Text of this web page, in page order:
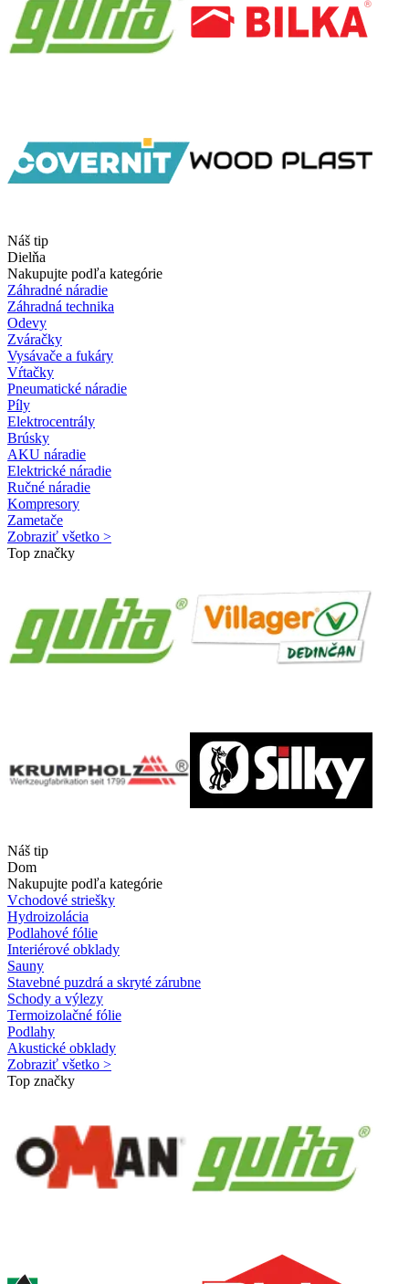
Náš tip
Dielňa
Nakupujte podľa kategórie
Záhradné náradie
Záhradná technika
Odevy
Zváračky
Vysávače a fukáry
Vŕtačky
Pneumatické náradie
Píly
Elektrocentrály
Brúsky
AKU náradie
Elektrické náradie
Ručné náradie
Kompresory
Zametače
Zobraziť všetko >
Top značky
Náš tip
Dom
Nakupujte podľa kategórie
Vchodové striešky
Hydroizolácia
Podlahové fólie
Interiérové obklady
Sauny
Stavebné puzdrá a skryté zárubne
Schody a výlezy
Termoizolačné fólie
Podlahy
Akustické obklady
Zobraziť všetko >
Top značky